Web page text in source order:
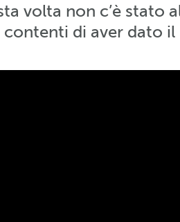
volta non c’è stato
di aver dato il